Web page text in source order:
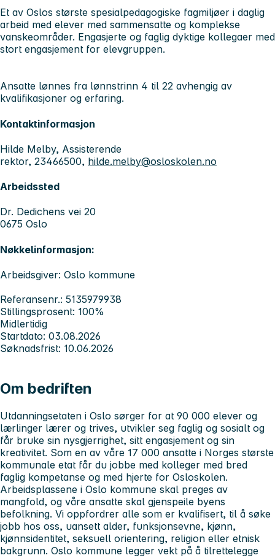
Et av Oslos største spesialpedagogiske fagmiljøer i daglig
arbeid med elever med sammensatte og komplekse
vanskeområder. Engasjerte og faglig dyktige kollegaer med
stort engasjement for elevgruppen.
Ansatte lønnes fra lønnstrinn 4 til 22 avhengig av
kvalifikasjoner og erfaring.
Kontaktinformasjon
Hilde Melby, Assisterende
rektor, 23466500, hilde.melby@osloskolen.no
Arbeidssted
Dr. Dedichens vei 20
0675 Oslo
Nøkkelinformasjon:
Arbeidsgiver: Oslo kommune
Referansenr.: 5135979938
Stillingsprosent: 100%
Midlertidig
Startdato: 03.08.2026
Søknadsfrist: 10.06.2026
Om bedriften
Utdanningsetaten i Oslo sørger for at 90 000 elever og
lærlinger lærer og trives, utvikler seg faglig og sosialt og
får bruke sin nysgjerrighet, sitt engasjement og sin
kreativitet. Som en av våre 17 000 ansatte i Norges største
kommunale etat får du jobbe med kolleger med bred
faglig kompetanse og med hjerte for Osloskolen.
Arbeidsplassene i Oslo kommune skal preges av
mangfold, og våre ansatte skal gjenspeile byens
befolkning. Vi oppfordrer alle som er kvalifisert, til å søke
jobb hos oss, uansett alder, funksjonsevne, kjønn,
kjønnsidentitet, seksuell orientering, religion eller etnisk
bakgrunn. Oslo kommune legger vekt på å tilrettelegge